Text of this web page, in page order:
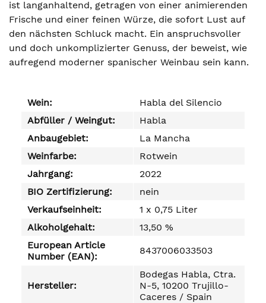
ist langanhaltend, getragen von einer animierenden
Frische und einer feinen Würze, die sofort Lust auf
den nächsten Schluck macht. Ein anspruchsvoller
und doch unkomplizierter Genuss, der beweist, wie
aufregend moderner spanischer Weinbau sein kann.
Wein:
Habla del Silencio
Abfüller / Weingut:
Habla
Anbaugebiet:
La Mancha
Weinfarbe:
Rotwein
Jahrgang:
2022
BIO Zertifizierung:
nein
Verkaufseinheit:
1 x 0,75 Liter
Alkoholgehalt:
13,50 %
European Article
Number (EAN):
8437006033503
Hersteller:
Bodegas Habla, Ctra.
N-5, 10200 Trujillo-
Caceres / Spain